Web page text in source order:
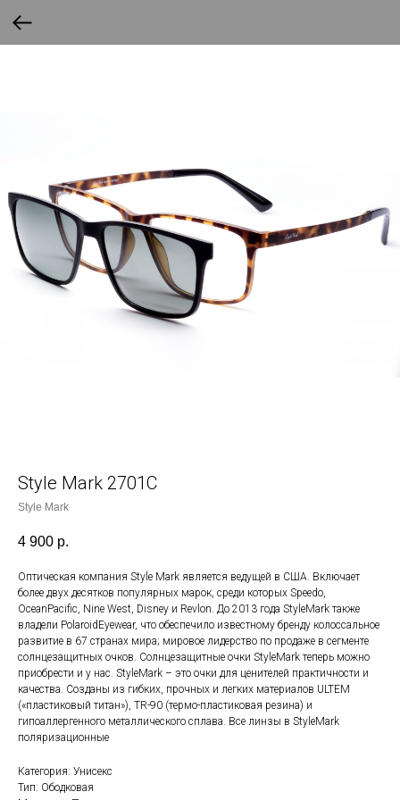
Style Mark 2701C
Style Mark
4 900 р.
Оптическая компания Style Mark является ведущей в США. Включает
более двух десятков популярных марок, среди которых Speedo,
OceanPacific, Nine West, Disney и Revlon. До 2013 года StyleMark также
владели PolaroidEyewear, что обеспечило известному бренду колоссальное
развитие в 67 странах мира; мировое лидерство по продаже в сегменте
солнцезащитных очков. Солнцезащитные очки StyleMark теперь можно
приобрести и у нас. StyleMark – это очки для ценителей практичности и
качества. Созданы из гибких, прочных и легких материалов ULTEM
(«пластиковый титан»), TR-90 (термо-пластиковая резина) и
гипоаллергенного металлического сплава. Все линзы в StyleMark
поляризационные
Категория: Унисекс
Тип: Ободковая